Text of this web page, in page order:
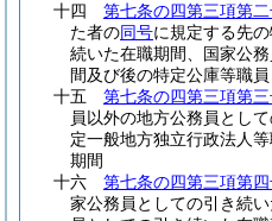
十四
第七条の四第三項第
た者の同号に規定する先
続いた在職期間、国家公
間及び後の特定公庫等職
十五
第七条の四第三項第
員以外の地方公務員とし
定一般地方独立行政法人
期間
十六
第七条の四第三項第
家公務員としての引き続